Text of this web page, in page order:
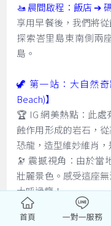
🚤 晨間啟程：飯店 ➔
享用早餐後，我們將
探索峇里島東南側兩
島。
🦖 第一站：大自然
Beach)】
🏆 IG 網美熱點：此
蝕作用形成的岩石，
恐龍，造型維妙維肖，
🔭 震撼視角：由於當
壯麗景色。感受這座
大呼過癮！
🌴 第二站：下午前往
首頁 一對一服務